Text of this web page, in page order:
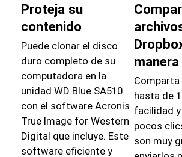
Proteja su
contenido
Puede clonar el disco
duro completo de su
computadora en la
unidad WD Blue SA510
con el software Acronis
True Image for Western
Digital que incluye. Este
software eficiente y
Comparta
hasta de
facilidad
pocos
son muy